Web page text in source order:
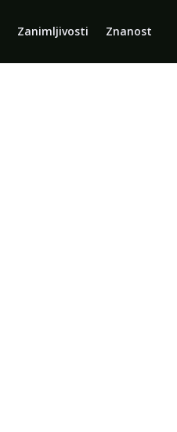
Zanimljivosti Znanost